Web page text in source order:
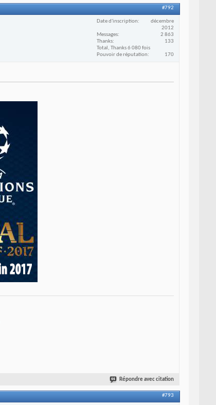
#792
Date d'inscription
décembre
2012
Messages
2 863
Thanks
133
Total, Thanks 6 080 fois
Pouvoir de réputation
170
Répondre avec citation
#793